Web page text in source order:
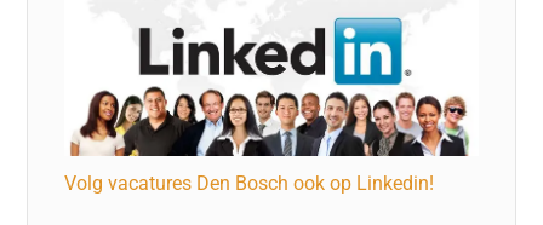
Volg vacatures Den Bosch ook op Linkedin!